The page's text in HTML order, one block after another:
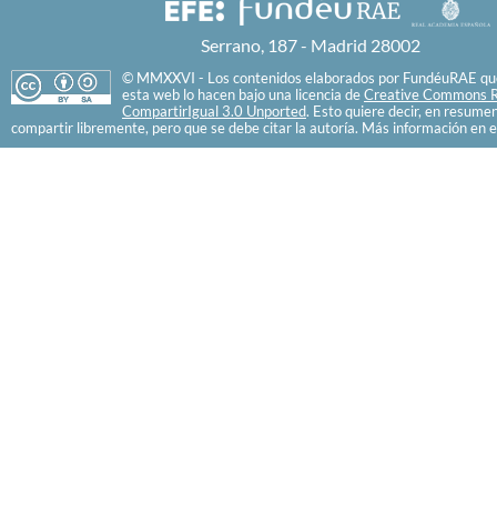
Serrano, 187 - Madrid 28002
© MMXXVI - Los contenidos elaborados por FundéuRAE
esta web lo hacen bajo una licencia de Creative Commons
CompartirIgual 3.0 Unported. Esto quiere decir, en
compartir libremente, pero que se debe citar la autoría. Más información en